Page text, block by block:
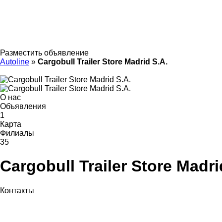
Разместить объявление
Autoline » Cargobull Trailer Store Madrid S.A.
О нас
Объявления
1
Карта
Филиалы
35
Cargobull Trailer Store
Контакты